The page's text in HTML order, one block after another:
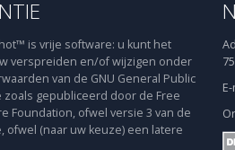
is vrije software: u kunt het
verspreiden en/of wijzigen onder
van de GNU General Public
zoals gepubliceerd door de Free
Foundation, ofwel versie 3 van de
ofwel (naar uw keuze) een latere